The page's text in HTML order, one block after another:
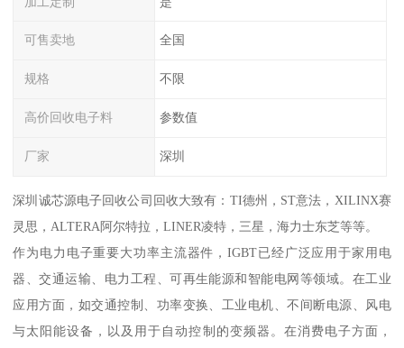
可售卖地 全国
规格 不限
高价回收电子料 参数值
厂家 深圳
深圳诚芯源电子回收公司回收大致有：TI德州，ST意法，XILINX赛
灵思，ALTERA阿尔特拉，LINER凌特，三星，海力士东芝等等。
作为电力电子重要大功率主流器件，IGBT已经广泛应用于家用电
器、交通运输、电力工程、可再生能源和智能电网等领域。在工业
应用方面，如交通控制、功率变换、工业电机、不间断电源、风电
与太阳能设备，以及用于自动控制的变频器。在消费电子方面，